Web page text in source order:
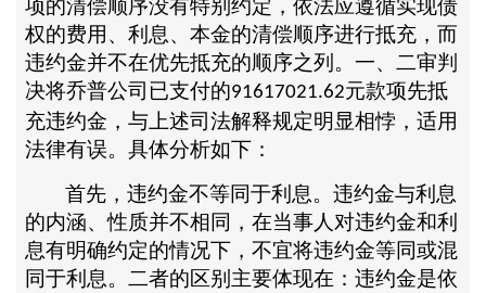
项的清偿顺序没有特别约定，依法应遵循实现债
权的费用、利息、本金的清偿顺序进行抵充，而
违约金并不在优先抵充的顺序之列。一、二审判
决将乔普公司已支付的91617021.62元款项先抵
充违约金，与上述司法解释规定明显相悖，适用
法律有误。具体分析如下：
首先，违约金不等同于利息。违约金与利息
的内涵、性质并不相同，在当事人对违约金和利
息有明确约定的情况下，不宜将违约金等同或混
同于利息。二者的区别主要体现在：违约金是依